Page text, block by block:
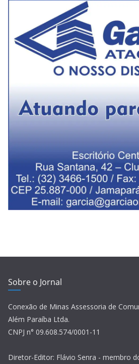
Sobre o Jornal
Conexão de Minas Assessoria de
Além Paraíba Ltda.
CNPJ n° 09.608.574/0001-11
Diretor-Editor: Flávio Senra - membro